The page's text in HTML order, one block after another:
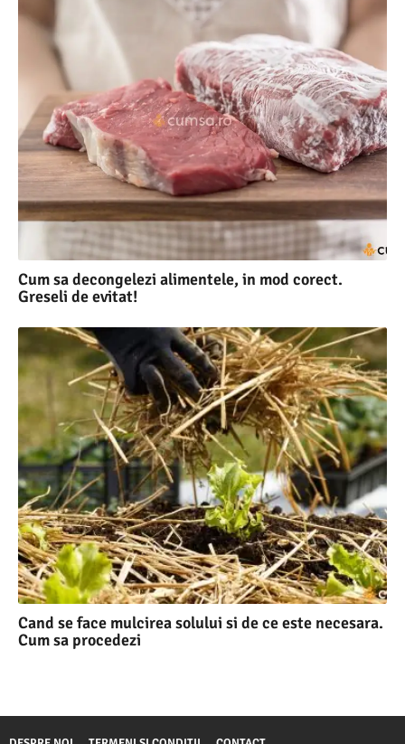
Cum sa decongelezi alimentele, in mod corect.
Greseli de evitat!
Cand se face mulcirea solului si de ce este necesara.
Cum sa procedezi